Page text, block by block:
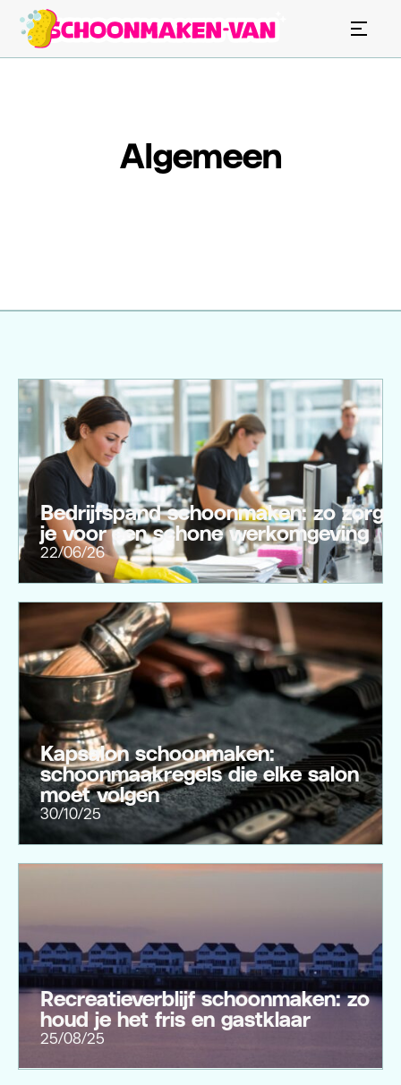
Algemeen
Bedrijfspand schoonmaken: zo zorg
je voor een schone werkomgeving
22/06/26
Kapsalon schoonmaken:
schoonmaakregels die elke salon
moet volgen
30/10/25
Recreatieverblijf schoonmaken: zo
houd je het fris en gastklaar
25/08/25